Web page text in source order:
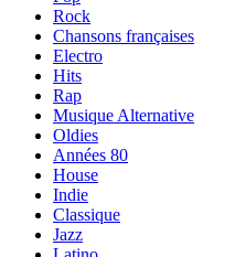
Rock
Chansons françaises
Electro
Hits
Rap
Musique Alternative
Oldies
Années 80
House
Indie
Classique
Jazz